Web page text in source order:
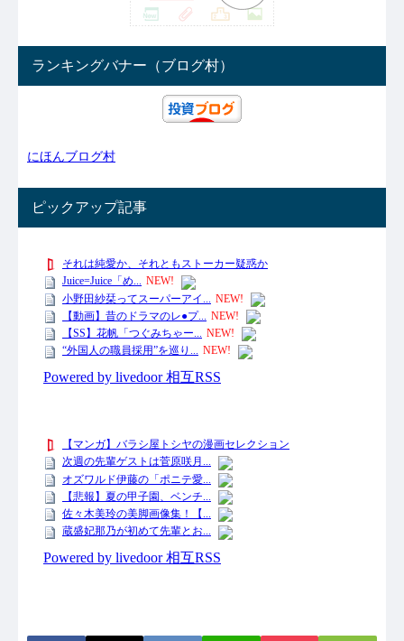
ランキングバナー（ブログ村）
にほんブログ村
ピックアップ記事